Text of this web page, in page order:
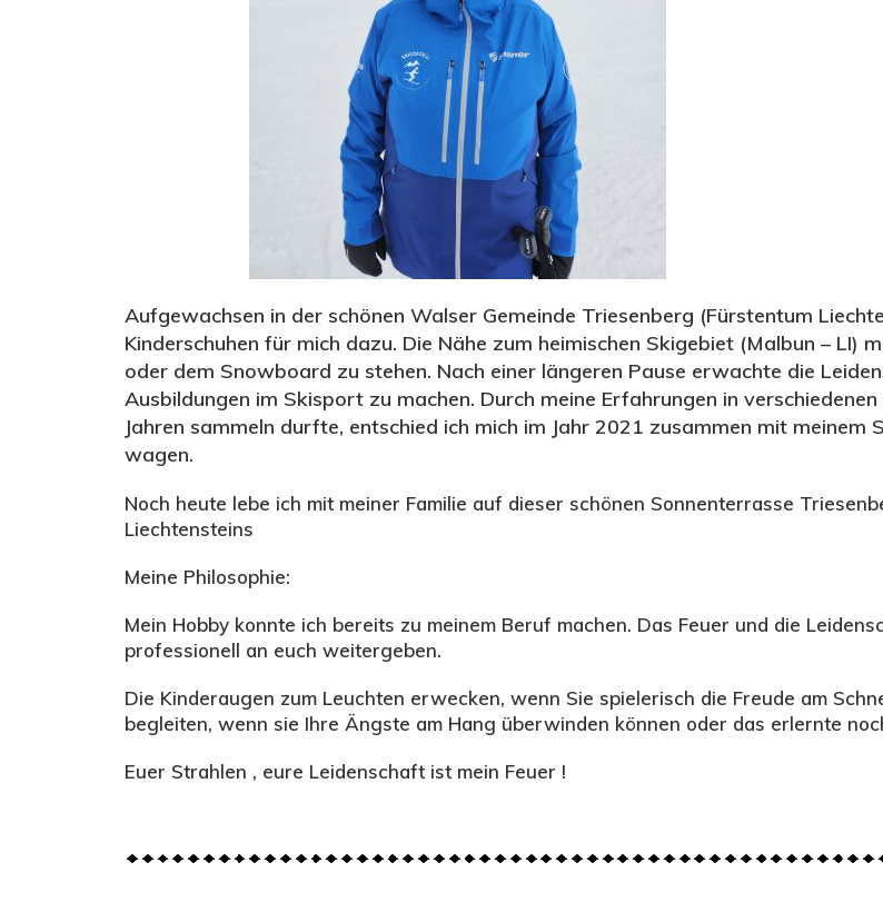
Aufgewachsen in der schönen Walser Gemeinde Triesenberg (Fürstentum
Kinderschuhen für mich dazu. Die Nähe zum heimischen Skigebiet (Malbun – LI)
oder dem Snowboard zu stehen. Nach einer längeren Pause erwachte die
Ausbildungen im Skisport zu machen. Durch meine Erfahrungen in
Jahren sammeln durfte, entschied ich mich im Jahr 2021 zusammen mit
wagen.
Noch heute lebe ich mit meiner Familie auf dieser schönen Sonnenterrasse
Liechtensteins
Meine Philosophie:
Mein Hobby konnte ich bereits zu meinem Beruf machen. Das Feuer und die
professionell an euch weitergeben.
Die Kinderaugen zum Leuchten erwecken, wenn Sie spielerisch die Freude am
begleiten, wenn sie Ihre Ängste am Hang überwinden können oder das erlernte
Euer Strahlen , eure Leidenschaft ist mein Feuer !